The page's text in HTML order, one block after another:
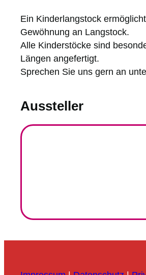
Ein Kinderlangstock
Gewöhnung an Langstock.
Alle Kinderstöcke sind
Längen angefertigt.
Sprechen Sie uns gern an
Aussteller